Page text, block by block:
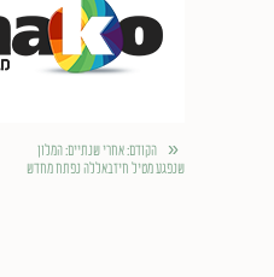
« הקודם: אחרי שנתיים: המלון
שנפגע מטיל חיזבאללה נפתח מחדש